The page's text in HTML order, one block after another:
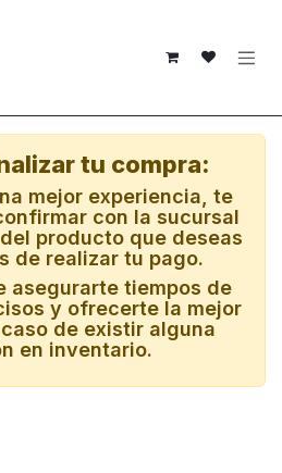
tu compra:
mejor experiencia, te
con la sucursal
producto que deseas
de realizar tu pago.
asegurarte tiempos de
y ofrecerte la mejor
de existir alguna
en inventario.